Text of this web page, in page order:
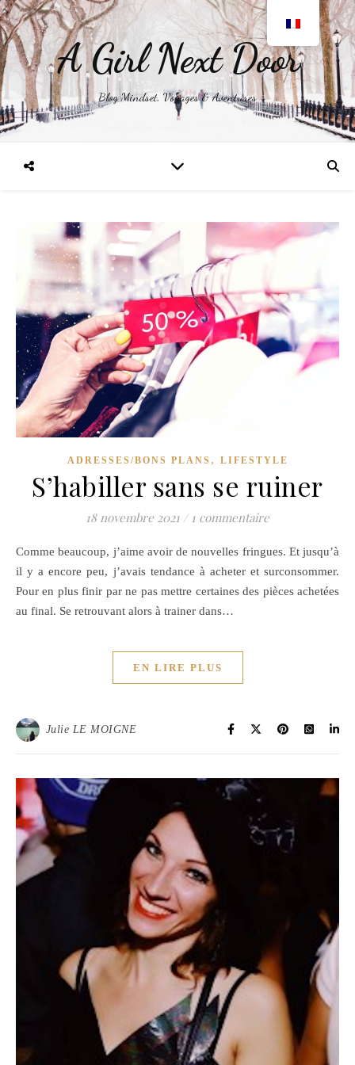
A Girl Next Door
Blog Mindset, Voyages & Aventures
ADRESSES/BONS PLANS , LIFESTYLE
S’habiller sans se ruiner
18 novembre 2021 / 1 commentaire
Comme beaucoup, j’aime avoir de nouvelles fringues. Et jusqu’à
il y a encore peu, j’avais tendance à acheter et surconsommer.
Pour en plus finir par ne pas mettre certaines des pièces achetées
au final. Se retrouvant alors à trainer dans…
EN LIRE PLUS
Julie LE MOIGNE